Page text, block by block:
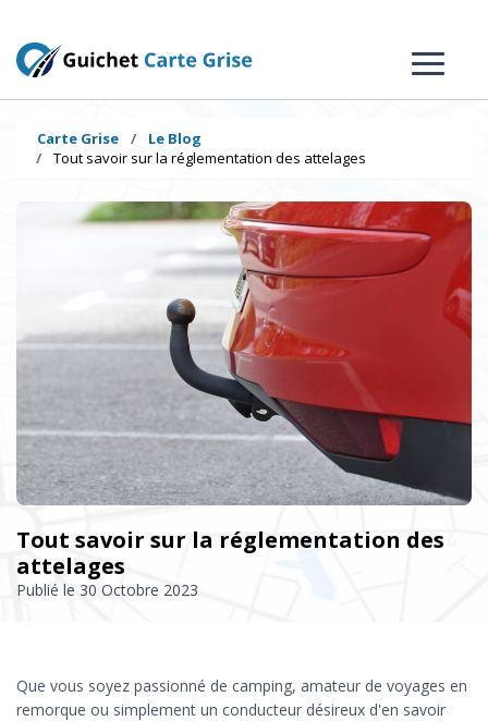
Carte Grise
Le Blog
Tout savoir sur la réglementation des attelages
Tout savoir sur la réglementation des
attelages
Publié le 30 Octobre 2023
Que vous soyez passionné de camping, amateur de voyages en
remorque ou simplement un conducteur désireux d'en savoir